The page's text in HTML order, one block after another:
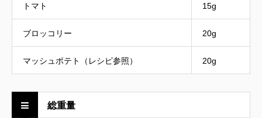
トマト 15g
ブロッコリー 20g
マッシュポテト（レシピ参照） 20g
総重量